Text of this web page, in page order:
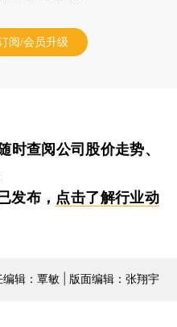
阅/会员升级
时查阅公司股价走势、
发布， 点击了解行业动
编辑：覃敏 | 版面编辑：张翔宇